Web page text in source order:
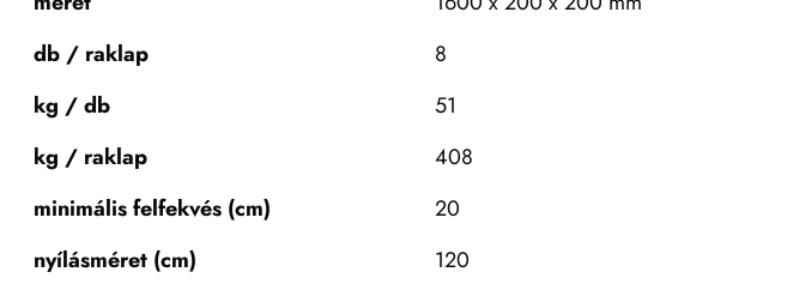
db / raklap
8
kg / db
51
kg / raklap
408
minimális felfekvés (cm)
20
nyílásméret (cm)
120